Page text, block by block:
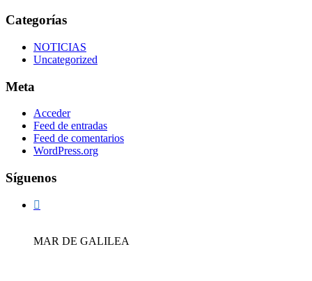
Categorías
NOTICIAS
Uncategorized
Meta
Acceder
Feed de entradas
Feed de comentarios
WordPress.org
Síguenos
MAR DE GALILEA